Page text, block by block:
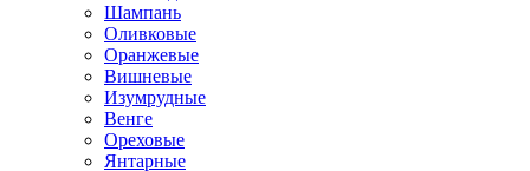
Шампань
Оливковые
Оранжевые
Вишневые
Изумрудные
Венге
Ореховые
Янтарные